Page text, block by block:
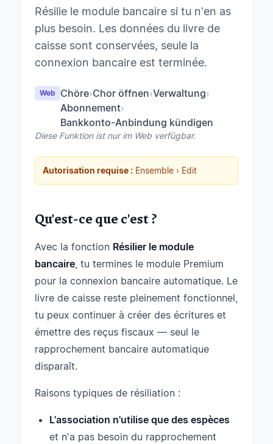
Résilie le module bancaire si tu n'en as
plus besoin. Les données du livre de
caisse sont conservées, seule la
connexion bancaire est terminée.
Web Chöre›Chor öffnen›Verwaltung›
Abonnement›
Bankkonto-Anbindung kündigen
Diese Funktion ist nur im Web verfügbar.
Autorisation requise : Ensemble › Edit
Qu'est-ce que c'est ?
Avec la fonction Résilier le module
bancaire, tu termines le module Premium
pour la connexion bancaire automatique. Le
livre de caisse reste pleinement fonctionnel,
tu peux continuer à créer des écritures et
émettre des reçus fiscaux — seul le
rapprochement bancaire automatique
disparaît.
Raisons typiques de résiliation :
L'association n'utilise que des espèces
et n'a pas besoin du rapprochement